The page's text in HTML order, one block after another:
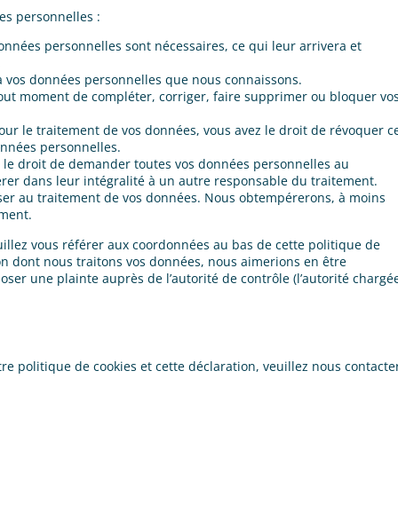
personnelles :
personnelles sont nécessaires, ce qui leur arrivera et
vos données personnelles que nous connaissons.
moment de compléter, corriger, faire supprimer ou bloquer
le traitement de vos données, vous avez le droit de révoquer
personnelles.
droit de demander toutes vos données personnelles au
dans leur intégralité à un autre responsable du traitement.
au traitement de vos données. Nous obtempérerons, à moins
vous référer aux coordonnées au bas de cette politique de
dont nous traitons vos données, nous aimerions en être
une plainte auprès de l’autorité de contrôle (l’autorité
politique de cookies et cette déclaration, veuillez nous